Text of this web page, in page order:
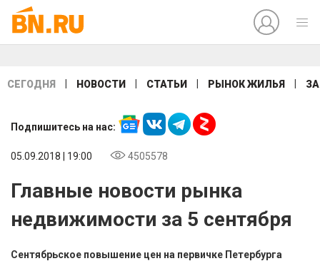
СЕГОДНЯ НОВОСТИ СТАТЬИ РЫНОК ЖИЛЬЯ
Подпишитесь на нас:
05.09.2018 | 19:00 4505578
Главные новости рынка
недвижимости за 5 сентября
Сентябрьское повышение цен на первичке Петербурга